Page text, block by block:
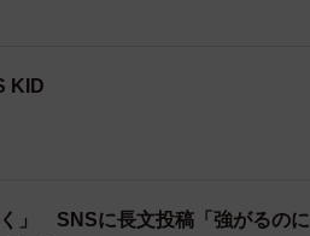
KID
」 SNSに長文投稿「強がるのに